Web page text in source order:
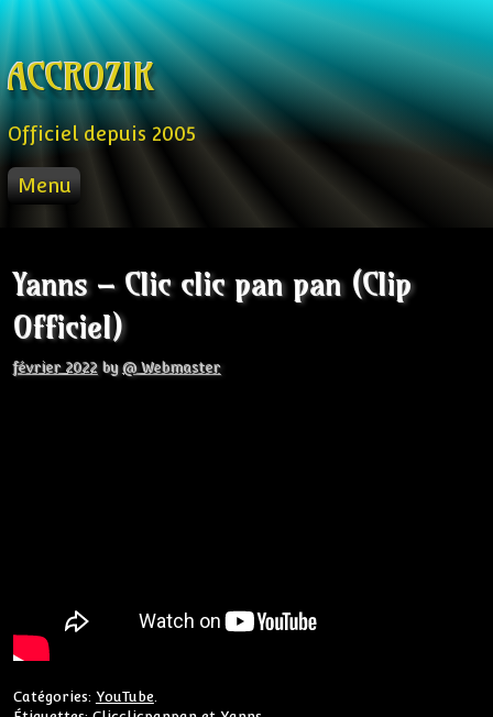
Skip to content
ACCROZIK
Officiel depuis 2005
Menu
ACCUEIL
RADIO FM
STREAM
VIDEO
Yanns – Clic clic pan pan (Clip
Officiel)
février 2022 by@ Webmaster
Catégories: YouTube.